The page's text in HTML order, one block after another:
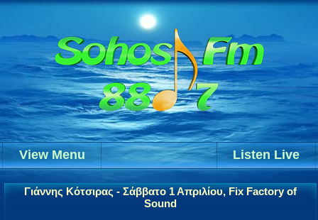
Listen Live
View Menu
Γιάννης Κότσιρας - Σάββατο 1 Απριλίου, Fix Factory of
Sound